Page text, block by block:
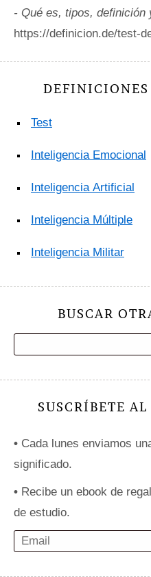
- Qué es, tipos, definición
https://definicion.de/test-
DEFINICIONES
Test
Inteligencia Emocional
Inteligencia Artificial
Inteligencia Múltiple
Inteligencia Militar
BUSCAR
SUSCRÍBETE
• Cada lunes enviamos
significado.
• Recibe un ebook de
de estudio.